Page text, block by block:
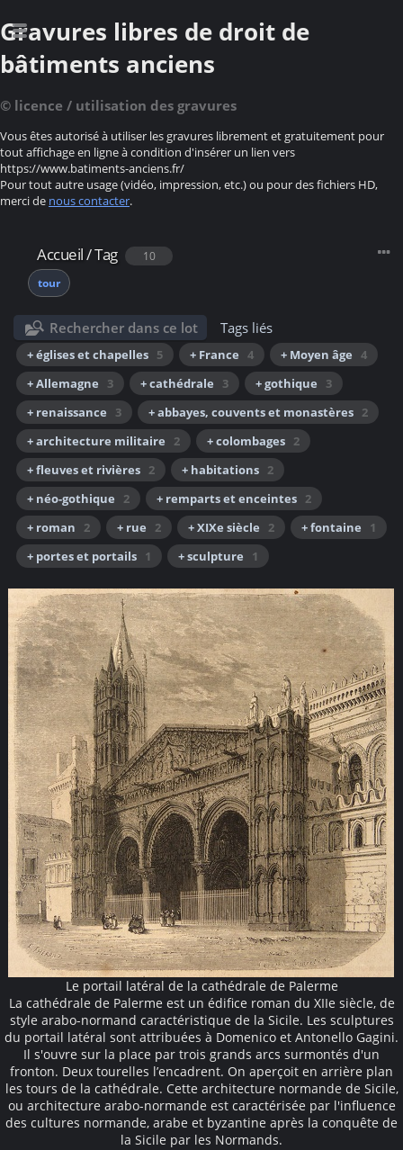
Gravures libres de droit de
bâtiments anciens
© licence / utilisation des gravures
Vous êtes autorisé à utiliser les gravures librement et gratuitement pour
tout affichage en ligne à condition d'insérer un lien vers
https://www.batiments-anciens.fr/
Pour tout autre usage (vidéo, impression, etc.) ou pour des fichiers HD,
merci de nous contacter.
Accueil/Tag
10
tour
Rechercher dans ce lot Tags liés
+ églises et chapelles 5 + France 4 + Moyen âge 4
+ Allemagne
3 + cathédrale 3 + gothique
3
+ renaissance
3 + abbayes, couvents et monastères 2
+ architecture militaire
2 + colombages 2
+ fleuves et rivières 2 + habitations 2
+ néo-gothique
2 + remparts et enceintes 2
+ roman
2 + rue 2 + XIXe siècle 2 + fontaine
1
+ portes et portails 1 + sculpture 1
Le portail latéral de la cathédrale de Palerme
La cathédrale de Palerme est un édifice roman du XIIe siècle, de
style arabo-normand caractéristique de la Sicile. Les sculptures
du portail latéral sont attribuées à Domenico et Antonello Gagini.
Il s'ouvre sur la place par trois grands arcs surmontés d'un
fronton. Deux tourelles l’encadrent. On aperçoit en arrière plan
les tours de la cathédrale. Cette architecture normande de Sicile,
ou architecture arabo-normande est caractérisée par l'influence
des cultures normande, arabe et byzantine après la conquête de
la Sicile par les Normands.